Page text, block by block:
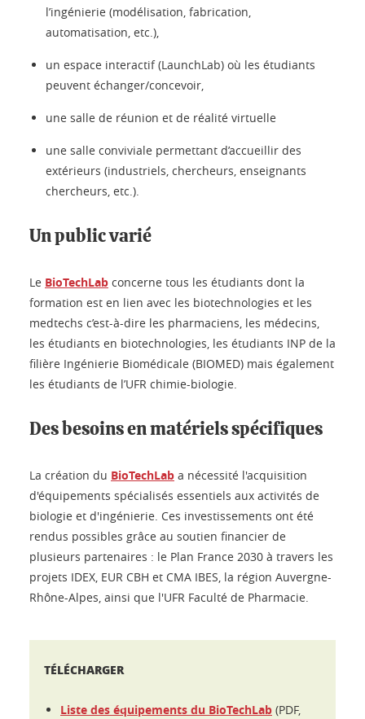
l’ingénierie (modélisation, fabrication,
automatisation, etc.),
un espace interactif (LaunchLab) où les étudiants
peuvent échanger/concevoir,
une salle de réunion et de réalité virtuelle
une salle conviviale permettant d’accueillir des
extérieurs (industriels, chercheurs, enseignants
chercheurs, etc.).
Un public varié
Le BioTechLab concerne tous les étudiants dont la
formation est en lien avec les biotechnologies et les
medtechs c’est-à-dire les pharmaciens, les médecins,
les étudiants en biotechnologies, les étudiants INP de la
filière Ingénierie Biomédicale (BIOMED) mais également
les étudiants de l’UFR chimie-biologie.
Des besoins en matériels spécifiques
La création du BioTechLab a nécessité l'acquisition
d'équipements spécialisés essentiels aux activités de
biologie et d'ingénierie. Ces investissements ont été
rendus possibles grâce au soutien financier de
plusieurs partenaires : le Plan France 2030 à travers les
projets IDEX, EUR CBH et CMA IBES, la région Auvergne-
Rhône-Alpes, ainsi que l'UFR Faculté de Pharmacie.
TÉLÉCHARGER
Liste des équipements du BioTechLab (PDF,